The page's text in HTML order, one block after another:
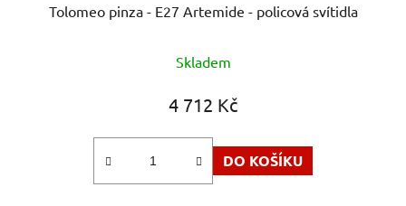
Tolomeo pinza - E27 Artemide - policová svítidla
hodnocení
produktu
5,0
Skladem
4 712 Kč
DO KOŠÍKU